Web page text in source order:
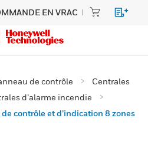
EN VRAC
de contrôle
Centrales
d’alarme incendie
contrôle et d’indication 8 zones